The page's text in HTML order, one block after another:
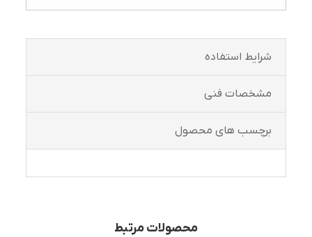
شرايط استفاده
مشخصات فنی
برچسب های محصول
محصولات مرتبط